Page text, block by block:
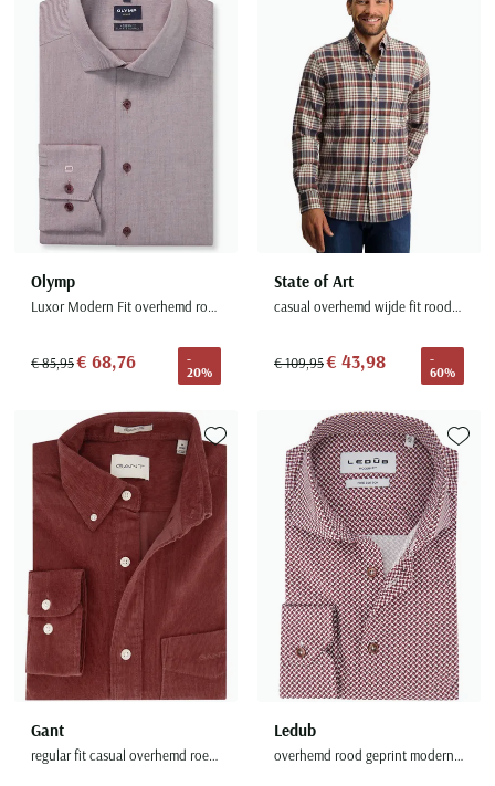
Olymp
Luxor Modern Fit overhemd rood
€ 85,95€ 68,76
-
20%
Toevoegen aan favorieten
State of Art
casual overhemd wijde fit rood donkerblauw geruit katoen
€ 109,95€ 43,98
-
60%
Gant
regular fit casual overhemd roest corduroy katoen
Toevoegen aan favorieten
Ledub
overhemd rood geprint modern fit